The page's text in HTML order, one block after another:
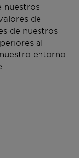
nuestros
de
de nuestros
al
entorno: